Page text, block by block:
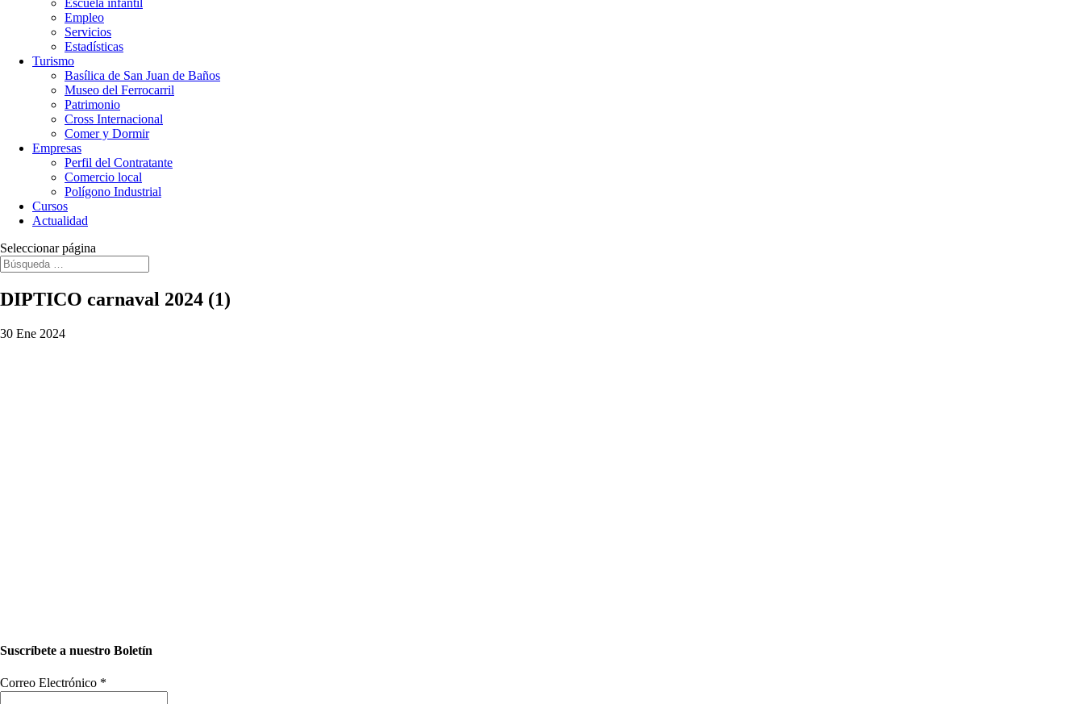
Escuela infantil
Empleo
Servicios
Estadísticas
Turismo
Basílica de San Juan de Baños
Museo del Ferrocarril
Patrimonio
Cross Internacional
Comer y Dormir
Empresas
Perfil del Contratante
Comercio local
Polígono Industrial
Cursos
Actualidad
Seleccionar página
DIPTICO carnaval 2024 (1)
30 Ene 2024
Suscríbete a nuestro Boletín
Correo Electrónico *